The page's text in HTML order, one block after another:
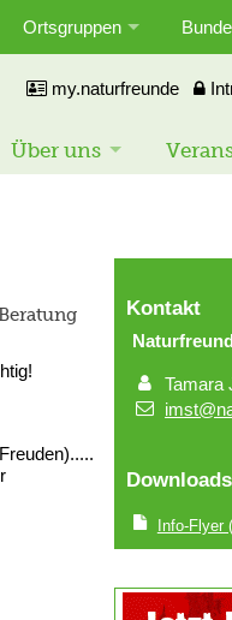
Ortsgruppen
my.naturfreunde
Über uns
Kontakt
Tamara
Downloads
Info-Flyer